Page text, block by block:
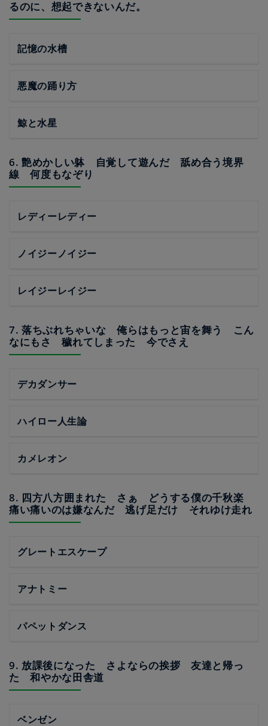
るのに、想起できないんだ。
記憶の水槽
悪魔の踊り方
鯨と水星
6. 艶めかしい躰 自覚して遊んだ 舐め合う境界
線 何度もなぞり
レディーレディー
ノイジーノイジー
レイジーレイジー
7. 落ちぶれちゃいな 俺らはもっと宙を舞う こん
なにもさ 穢れてしまった 今でさえ
デカダンサー
ハイロー人生論
カメレオン
8. 四方八方囲まれた さぁ どうする僕の千秋楽
痛い痛いのは嫌なんだ 逃げ足だけ それゆけ走れ
グレートエスケープ
アナトミー
パペットダンス
9. 放課後になった さよならの挨拶 友達と帰っ
た 和やかな田舎道
ベンゼン